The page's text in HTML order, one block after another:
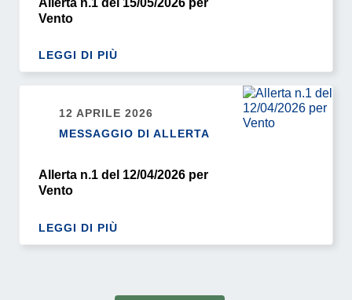
Vento
LEGGI DI PIÙ
12 APRILE 2026
MESSAGGIO DI ALLERTA
Allerta n.1 del 12/04/2026 per
Vento
LEGGI DI PIÙ